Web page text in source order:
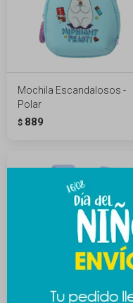
Mochila Escandalosos -
Polar
$ 889